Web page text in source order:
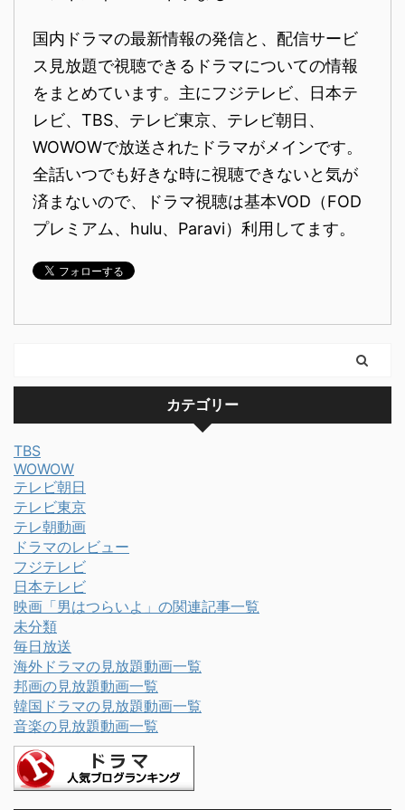
国内ドラマの最新情報の発信と、配信サービ
ス見放題で視聴できるドラマについての情報
をまとめています。主にフジテレビ、日本テ
レビ、TBS、テレビ東京、テレビ朝日、
WOWOWで放送されたドラマがメインです。
全話いつでも好きな時に視聴できないと気が
済まないので、ドラマ視聴は基本VOD（FOD
プレミアム、hulu、Paravi）利用してます。
カテゴリー
TBS
WOWOW
テレビ朝日
テレビ東京
テレ朝動画
ドラマのレビュー
フジテレビ
日本テレビ
映画「男はつらいよ」の関連記事一覧
未分類
毎日放送
海外ドラマの見放題動画一覧
邦画の見放題動画一覧
韓国ドラマの見放題動画一覧
音楽の見放題動画一覧